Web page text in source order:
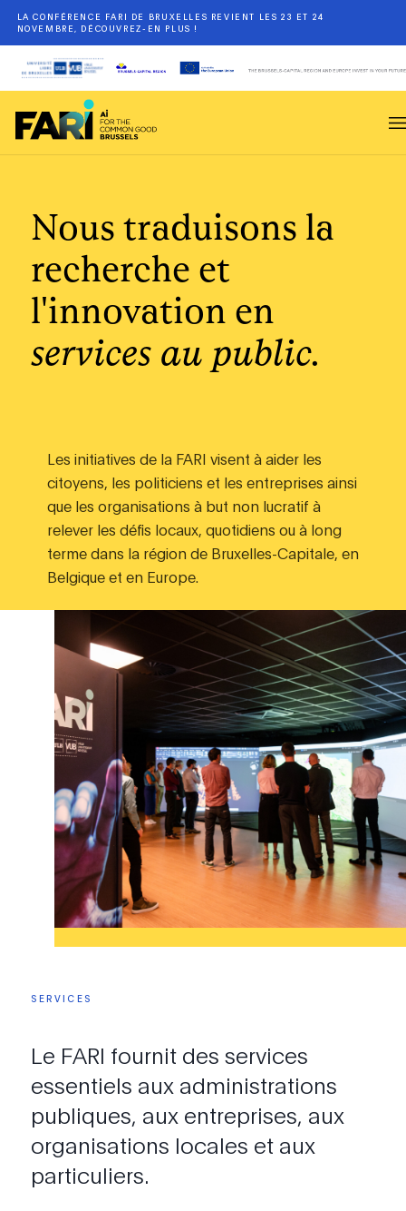
LA CONFÉRENCE FARI DE BRUXELLES REVIENT LES 23 ET 24
NOVEMBRE, DÉCOUVREZ-EN PLUS !
Nous traduisons la
recherche et
l'innovation en
services au public.
Les initiatives de la FARI visent à aider les
citoyens, les politiciens et les entreprises ainsi
que les organisations à but non lucratif à
relever les défis locaux, quotidiens ou à long
terme dans la région de Bruxelles-Capitale, en
Belgique et en Europe.
Le FARI fournit desservices
essentiels aux administrations
publiques, aux entreprises, aux
organisations locales et aux
particuliers.
SERVICES